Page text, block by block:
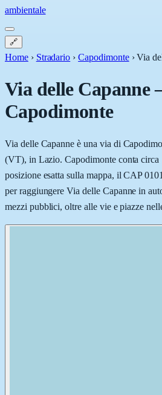
ambientale
🔗
Home › Stradario › Capodimonte ›Via
Via delle Capanne
Capodimonte
Via delle Capanne è una via di
(VT), in Lazio. Capodimonte conta
posizione esatta sulla mappa, il CAP
per raggiungere Via delle Capanne in
mezzi pubblici, oltre alle vie e piazze